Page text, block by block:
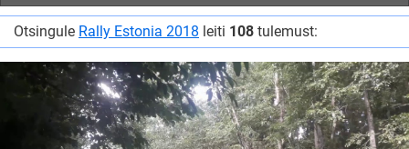
Otsingule Rally Estonia 2018 leiti 108 tulemust: